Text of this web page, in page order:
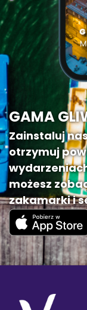
GAMA
Zainstaluj
otrzymuj
możesz
zakamarki i